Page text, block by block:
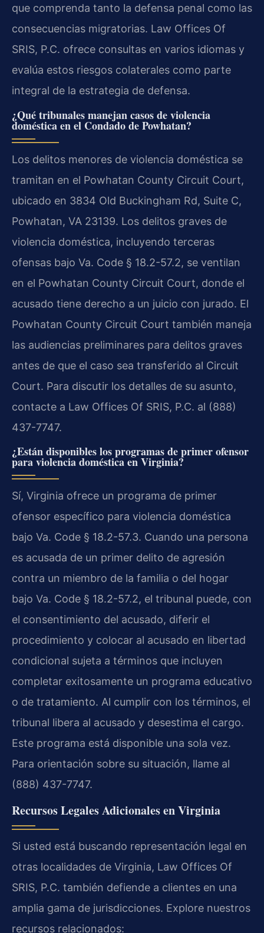
que comprenda tanto la defensa penal como las
consecuencias migratorias. Law Offices Of
SRIS, P.C. ofrece consultas en varios idiomas y
evalúa estos riesgos colaterales como parte
integral de la estrategia de defensa.
¿Qué tribunales manejan casos de violencia
doméstica en el Condado de Powhatan?
Los delitos menores de violencia doméstica se
tramitan en el Powhatan County Circuit Court,
ubicado en 3834 Old Buckingham Rd, Suite C,
Powhatan, VA 23139. Los delitos graves de
violencia doméstica, incluyendo terceras
ofensas bajo Va. Code § 18.2-57.2, se ventilan
en el Powhatan County Circuit Court, donde el
acusado tiene derecho a un juicio con jurado. El
Powhatan County Circuit Court también maneja
las audiencias preliminares para delitos graves
antes de que el caso sea transferido al Circuit
Court. Para discutir los detalles de su asunto,
contacte a Law Offices Of SRIS, P.C. al (888)
437-7747.
¿Están disponibles los programas de primer ofensor
para violencia doméstica en Virginia?
Sí, Virginia ofrece un programa de primer
ofensor específico para violencia doméstica
bajo Va. Code § 18.2-57.3. Cuando una persona
es acusada de un primer delito de agresión
contra un miembro de la familia o del hogar
bajo Va. Code § 18.2-57.2, el tribunal puede, con
el consentimiento del acusado, diferir el
procedimiento y colocar al acusado en libertad
condicional sujeta a términos que incluyen
completar exitosamente un programa educativo
o de tratamiento. Al cumplir con los términos, el
tribunal libera al acusado y desestima el cargo.
Este programa está disponible una sola vez.
Para orientación sobre su situación, llame al
(888) 437-7747.
Recursos Legales Adicionales en Virginia
Si usted está buscando representación legal en
otras localidades de Virginia, Law Offices Of
SRIS, P.C. también defiende a clientes en una
amplia gama de jurisdicciones. Explore nuestros
recursos relacionados: